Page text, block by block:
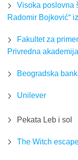
Visoka poslovna
Radomir Bojković“
Fakultet za
Privredna akademija
Beogradska
Unilever
Pekata Leb i sol
The Witch